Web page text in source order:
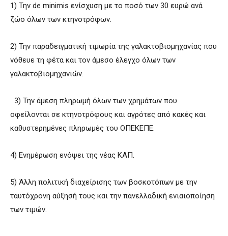
1) Την de minimis ενίσχυση με το ποσό των 30 ευρώ ανά
ζώο όλων των κτηνοτρόφων.
2) Την παραδειγματική τιμωρία της γαλακτοβιομηχανίας που
νόθευε τη φέτα και τον άμεσο έλεγχο όλων των
γαλακτοβιομηχανιών.
3) Την άμεση πληρωμή όλων των χρημάτων που
οφείλονται σε κτηνοτρόφους και αγρότες από κακές και
καθυστερημένες πληρωμές του ΟΠΕΚΕΠΕ.
4) Ενημέρωση ενόψει της νέας ΚΑΠ.
5) Άλλη πολιτική διαχείρισης των βοσκοτόπων με την
ταυτόχρονη αύξησή τους και την πανελλαδική ενιαιοποίηση
των τιμών.